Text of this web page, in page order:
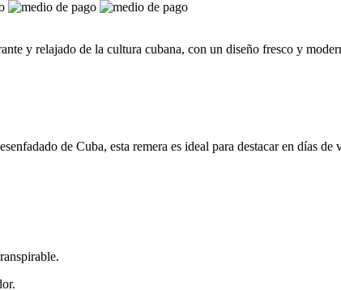
y relajado de la cultura cubana, con un diseño fresco y
de Cuba, esta remera es ideal para destacar en días